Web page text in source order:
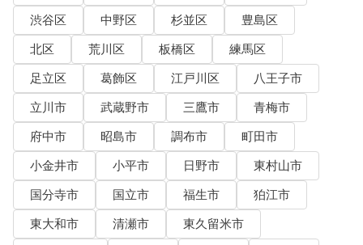
渋谷区
中野区 杉並区
豊島区
北区
荒川区 板橋区
練馬区
足立区
葛飾区 江戸川区
八王子市
立川市
武蔵野市 三鷹市
青梅市
府中市
昭島市 調布市
町田市
小金井市
小平市 日野市
東村山市
国分寺市
国立市 福生市
狛江市
東大和市
清瀬市
東久留米市